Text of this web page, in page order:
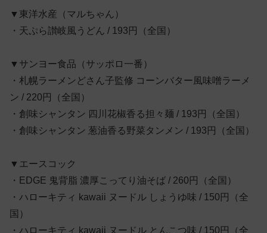
▼東洋水産（マルちゃん）
・天ぷら讃岐風うどん / 193円（全国）
▼サンヨー食品（サッポロ一番）
・札幌ラーメンどさん子監修 コーンバター風味噌ラーメ
ン / 220円（全国）
・創味シャンタン 四川花椒香る担々麺 / 193円（全国）
・創味シャンタン 葱油香る野菜タンメン / 193円（全国）
▼エースコック
・EDGE 鬼背脂 濃厚こってり油そば / 260円（全国）
・ハローキティ kawaii ヌードル しょうゆ味 / 150円（全
国）
・ハローキティ kawaii ヌードル とんこつ味 / 150円（全